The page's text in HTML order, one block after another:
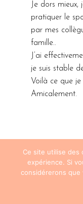
Je dors
pratiquer le
par mes
famille..
J’ai
je suis stable
Voilà ce que
Amicalement.
Ce site utilise des
expérience. Si
considérerons que